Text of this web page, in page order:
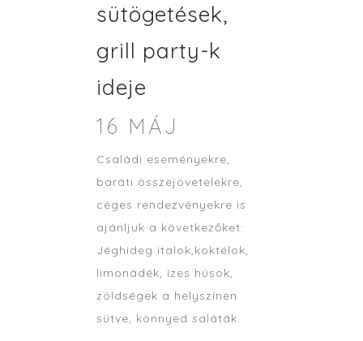
sütögetések,
grill party-k
ideje
16 MÁJ
Családi eseményekre,
baráti összejövetelekre,
céges rendezvényekre is
ajánljuk a következőket:
Jéghideg italok,koktélok,
limonádék, ízes húsok,
zöldségek a helyszínen
sütve, könnyed saláták..